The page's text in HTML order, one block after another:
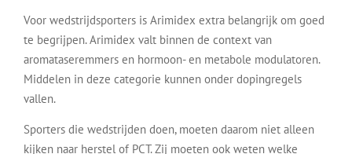
Voor wedstrijdsporters is Arimidex extra belangrijk om goed
te begrijpen. Arimidex valt binnen de context van
aromataseremmers en hormoon- en metabole modulatoren.
Middelen in deze categorie kunnen onder dopingregels
vallen.
Sporters die wedstrijden doen, moeten daarom niet alleen
kijken naar herstel of PCT. Zij moeten ook weten welke